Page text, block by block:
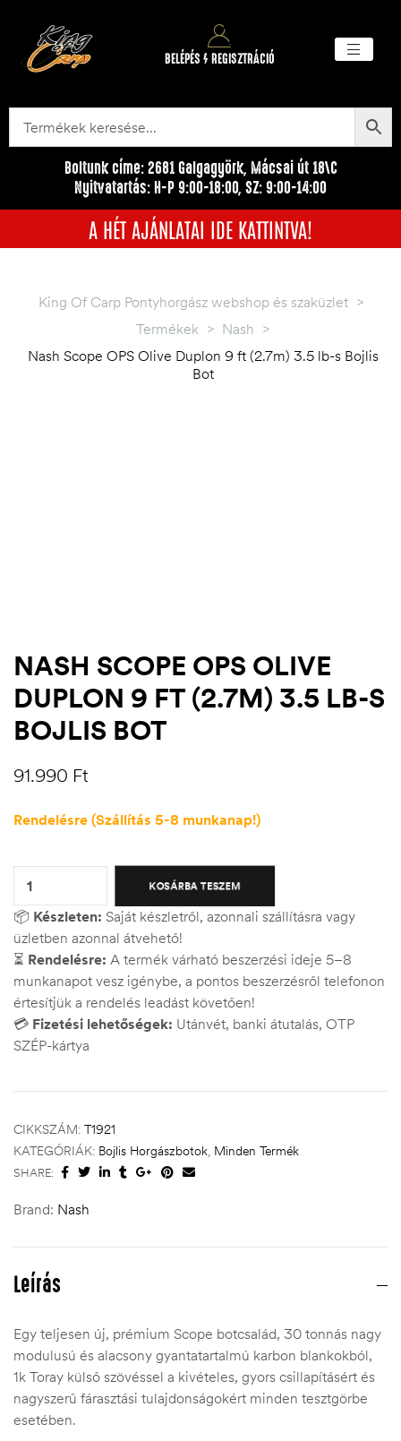
BELÉPÉS / REGISZTRÁCIÓ
Boltunk címe: 2681 Galgagyörk, Mácsai út 18\C
Nyitvatartás: H-P 9:00-18:00, SZ: 9:00-14:00
A HÉT AJÁNLATAI IDE KATTINTVA!
King Of Carp Pontyhorgász webshop és szaküzlet >
Termékek > Nash >
Nash Scope OPS Olive Duplon 9 ft (2.7m) 3.5 lb-s Bojlis
Bot
NASH SCOPE OPS OLIVE
DUPLON 9 FT (2.7M) 3.5 LB-S
BOJLIS BOT
91.990 Ft
Rendelésre (Szállítás 5-8 munkanap!)
KOSÁRBA TESZEM
📦 Készleten: Saját készletről, azonnali szállításra vagy
üzletben azonnal átvehető!
⏳ Rendelésre: A termék várható beszerzési ideje 5–8
munkanapot vesz igénybe, a pontos beszerzésről telefonon
értesítjük a rendelés leadást követően!
💳 Fizetési lehetőségek: Utánvét, banki átutalás, OTP
SZÉP-kártya
CIKKSZÁM: T1921
KATEGÓRIÁK: Bojlis Horgászbotok, Minden Termék
SHARE:
Brand: Nash
Leírás
Egy teljesen új, prémium Scope botcsalád, 30 tonnás nagy
modulusú és alacsony gyantatartalmú karbon blankokból,
1k Toray külső szövéssel a kivételes, gyors csillapításért és
nagyszerű fárasztási tulajdonságokért minden tesztgörbe
esetében.